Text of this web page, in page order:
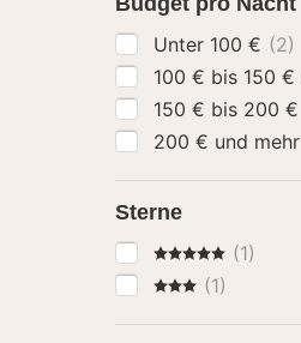
Unter 100 € (2)
100 € bis 150 €
150 € bis 200 €
200 € und mehr
Sterne
5 Sterne (1)
3 Sterne
(1)